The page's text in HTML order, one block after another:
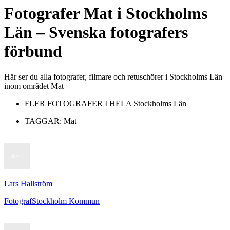
FotograferMat i Stockholms
Län– Svenska fotografers
förbund
Här ser du alla fotografer, filmare och retuschörer i Stockholms Län
inom området Mat
FLER FOTOGRAFER I HELA Stockholms Län
TAGGAR: Mat
Lars Hallström
FotografStockholm Kommun